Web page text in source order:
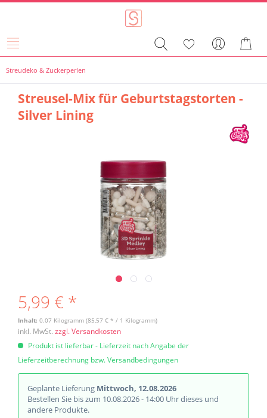
Streudeko & Zuckerperlen
Streusel-Mix für Geburtstagstorten -
Silver Lining
5,99 € *
Inhalt: 0.07 Kilogramm (85,57 € * / 1 Kilogramm)
inkl. MwSt. zzgl. Versandkosten
Produkt ist lieferbar - Lieferzeit nach Angabe der
Lieferzeitberechnung bzw. Versandbedingungen
Geplante Lieferung Mittwoch, 12.08.2026
Bestellen Sie bis zum 10.08.2026 - 14:00 Uhr dieses und
andere Produkte.